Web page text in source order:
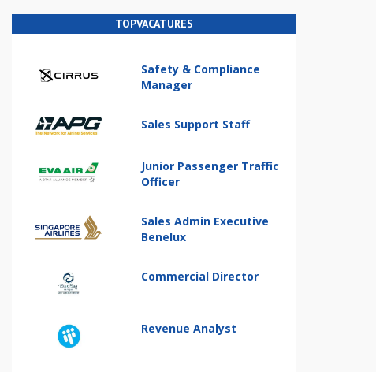
TOPVACATURES
Safety & Compliance
Manager
Sales Support Staff
Junior Passenger Traffic
Officer
Sales Admin Executive
Benelux
Commercial Director
Revenue Analyst